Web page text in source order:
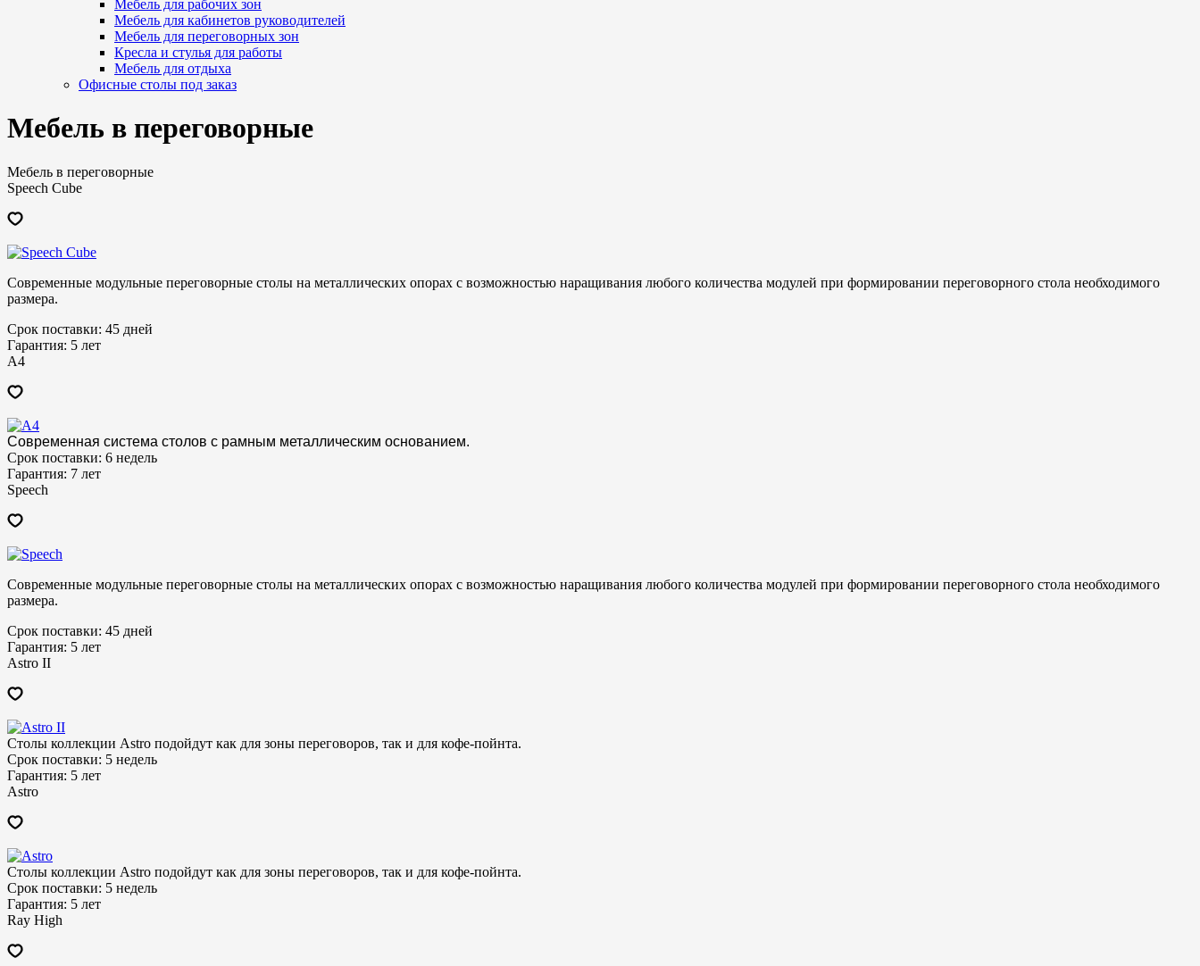
Мебель для рабочих зон
Мебель для кабинетов руководителей
Мебель для переговорных зон
Кресла и стулья для работы
Мебель для отдыха
Офисные столы под заказ
Мебель в переговорные
Мебель в переговорные
Speech Cube
Современные модульные переговорные столы на металлических опорах с возможностью наращивания любого количества модулей при формировании переговорного стола необходимого
размера.
Срок поставки: 45 дней
Гарантия: 5 лет
A4
Современная система столов с рамным металлическим основанием.
Срок поставки: 6 недель
Гарантия: 7 лет
Speech
Современные модульные переговорные столы на металлических опорах с возможностью наращивания любого количества модулей при формировании переговорного стола необходимого
размера.
Срок поставки: 45 дней
Гарантия: 5 лет
Astro II
Столы коллекции Astro подойдут как для зоны переговоров, так и для кофе-пойнта.
Срок поставки: 5 недель
Гарантия: 5 лет
Astro
Столы коллекции Astro подойдут как для зоны переговоров, так и для кофе-пойнта.
Срок поставки: 5 недель
Гарантия: 5 лет
Ray High